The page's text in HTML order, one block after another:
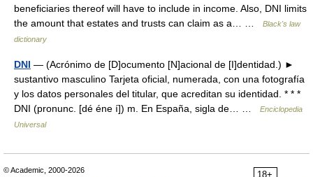
beneficiaries thereof will have to include in income. Also, DNI limits
the amount that estates and trusts can claim as a… …
Black's law
dictionary
DNI — (Acrónimo de [D]ocumento [N]acional de [I]dentidad.) ►
sustantivo masculino Tarjeta oficial, numerada, con una fotografía
y los datos personales del titular, que acreditan su identidad. * * *
DNI (pronunc. [dé éne í]) m. En España, sigla de… …
Enciclopedia
Universal
18+
© Academic, 2000-2026